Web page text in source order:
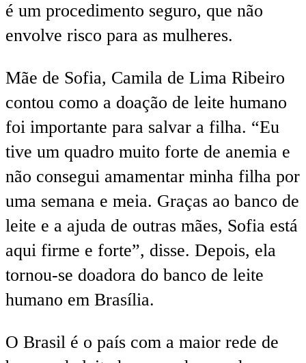
é um procedimento seguro, que não
envolve risco para as mulheres.
Mãe de Sofia, Camila de Lima Ribeiro
contou como a doação de leite humano
foi importante para salvar a filha. “Eu
tive um quadro muito forte de anemia e
não consegui amamentar minha filha por
uma semana e meia. Graças ao banco de
leite e a ajuda de outras mães, Sofia está
aqui firme e forte”, disse. Depois, ela
tornou-se doadora do banco de leite
humano em Brasília.
O Brasil é o país com a maior rede de